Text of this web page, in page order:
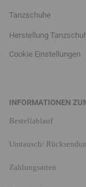
Tanzschuhe
Herstellung
Cookie Einstellungen
INFORMATIONEN
Bestellablauf
Umtausch/
Zahlungsarten